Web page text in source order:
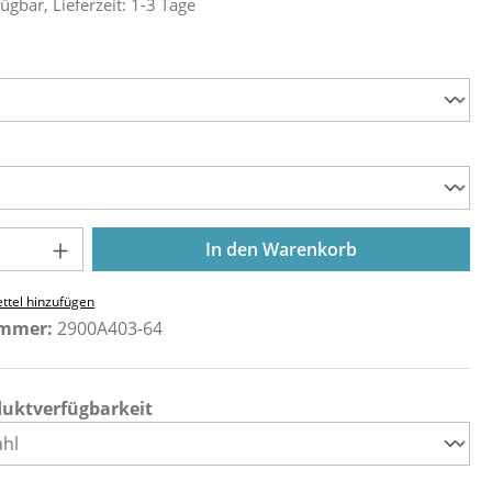
Anzahl: Gib den gewünschten Wert
In den Warenkorb
hinzufügen
2900A403-64